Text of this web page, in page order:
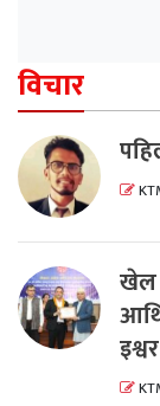
विचार
खेल